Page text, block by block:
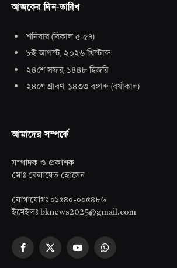
আজকের দিন-তারিখ
শনিবার(বিকাল ৫:৫৭)
৮ই আগস্ট, ২০২৬ খ্রিস্টাব্দ
২৪শে সফর, ১৪৪৮ হিজরি
২৪শে শ্রাবণ, ১৪৩৩ বঙ্গাব্দ (বর্ষাকাল)
আমাদের সম্পর্কে
সম্পাদক ও প্রকাশক
মোঃ বেলায়েত হোসেন
যোগাযোগঃ ০১৫৪০-০০৫৪৮৬
ইমেইলঃ bknews2025@gmail.com
Facebook
X
YouTubeWhatsApp